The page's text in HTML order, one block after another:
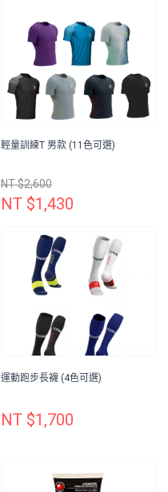
輕量訓練T 男款 (11色可選)
NT $2,600
NT $1,430
運動跑步長襪 (4色可選)
NT $1,700